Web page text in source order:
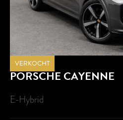
VERKOCHT
PORSCHECAYENNE
E-Hybrid